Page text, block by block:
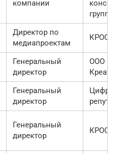
компании
группа»
Директор по
медиапроектам
КРОС
Генеральный
директор
ООО
Генеральный
директор
Генеральный
директор
КРОС